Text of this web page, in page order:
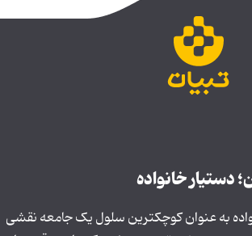
دستیار خانواده
به عنوان کوچکترین سلول یک جامعه نقشی